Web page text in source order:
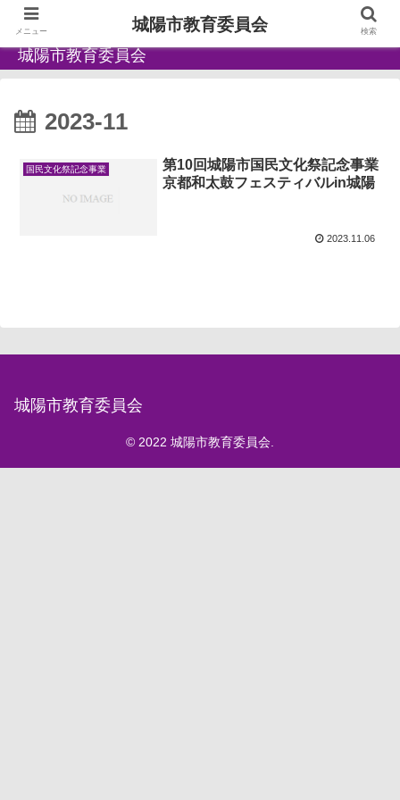
城陽市教育委員会
2023-11
国民文化祭記念事業
第10回城陽市国民文化祭記念事業
京都和太鼓フェスティバルin城陽
2023.11.06
城陽市教育委員会
© 2022 城陽市教育委員会.
メニュー 城陽市教育委員会 検索